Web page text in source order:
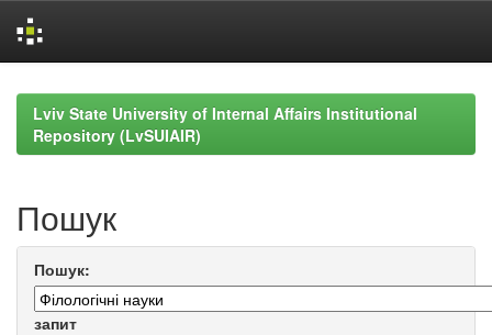
navigationLviv State University of Internal Affairs Institutional
Repository (LvSUIAIR)
Пошук
Пошук:
запит